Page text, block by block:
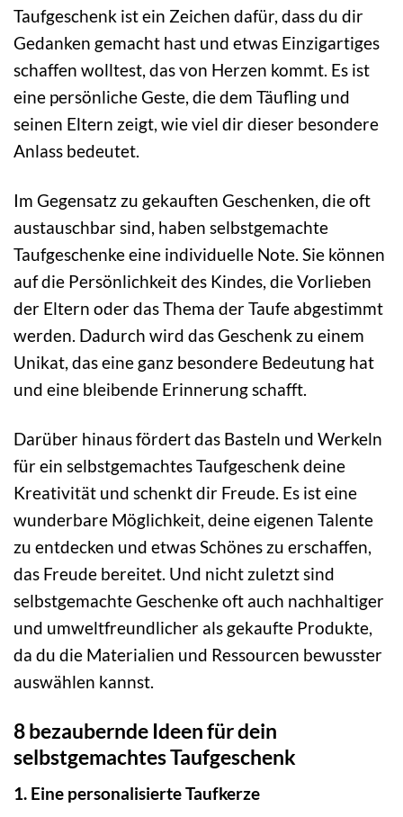
Taufgeschenk ist ein Zeichen dafür, dass du dir
Gedanken gemacht hast und etwas Einzigartiges
schaffen wolltest, das von Herzen kommt. Es ist
eine persönliche Geste, die dem Täufling und
seinen Eltern zeigt, wie viel dir dieser besondere
Anlass bedeutet.
Im Gegensatz zu gekauften Geschenken, die oft
austauschbar sind, haben selbstgemachte
Taufgeschenke eine individuelle Note. Sie können
auf die Persönlichkeit des Kindes, die Vorlieben
der Eltern oder das Thema der Taufe abgestimmt
werden. Dadurch wird das Geschenk zu einem
Unikat, das eine ganz besondere Bedeutung hat
und eine bleibende Erinnerung schafft.
Darüber hinaus fördert das Basteln und Werkeln
für ein selbstgemachtes Taufgeschenk deine
Kreativität und schenkt dir Freude. Es ist eine
wunderbare Möglichkeit, deine eigenen Talente
zu entdecken und etwas Schönes zu erschaffen,
das Freude bereitet. Und nicht zuletzt sind
selbstgemachte Geschenke oft auch nachhaltiger
und umweltfreundlicher als gekaufte Produkte,
da du die Materialien und Ressourcen bewusster
auswählen kannst.
8 bezaubernde Ideen für dein
selbstgemachtes Taufgeschenk
1. Eine personalisierte Taufkerze